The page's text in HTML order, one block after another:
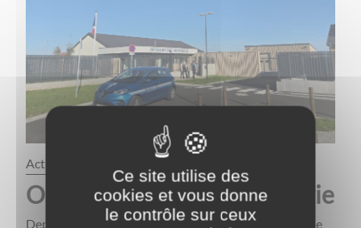
actualités
Ouverture de la gendarmerie
Depuis, le lundi 6 octobre 2025, la nouvelle brigade de
Ce site utilise des
cookies et vous donne
le contrôle sur ceux